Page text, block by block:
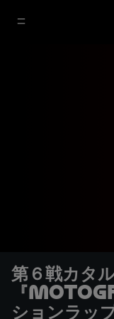
第６戦カタ
『
ションラッ